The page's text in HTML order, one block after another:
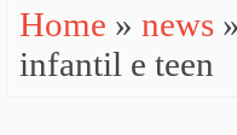
Home » news
infantil e teen